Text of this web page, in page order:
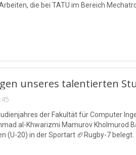
die bei TATU im Bereich
unseres talentierten
der Fakultät für Computer
al-Khwarizmi Mamurov Kholmurod
(U-20) in der Sportart 🏈Rugby-7 belegt.